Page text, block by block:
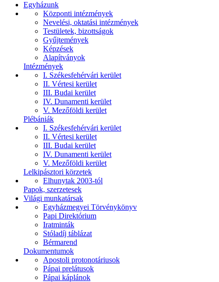
Egyházunk
Központi intézmények
Nevelési, oktatási intézmények
Testületek, bizottságok
Gyűjtemények
Képzések
Alapítványok
Intézmények
I. Székesfehérvári kerület
II. Vértesi kerület
III. Budai kerület
IV. Dunamenti kerület
V. Mezőföldi kerület
Plébániák
I. Székesfehérvári kerület
II. Vértesi kerület
III. Budai kerület
IV. Dunamenti kerület
V. Mezőföldi kerület
Lelkipásztori körzetek
Elhunytak 2003-tól
Papok, szerzetesek
Világi munkatársak
Egyházmegyei Törvénykönyv
Papi Direktórium
Iratminták
Stóladíj táblázat
Bérmarend
Dokumentumok
Apostoli protonotáriusok
Pápai prelátusok
Pápai káplánok